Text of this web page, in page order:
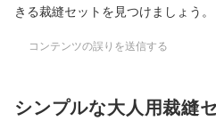
きる裁縫セットを見つけましょう。
コンテンツの誤りを送信する
シンプルな大人用裁縫